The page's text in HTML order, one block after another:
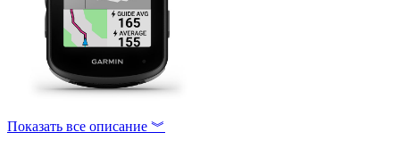
Показать все описание ︾